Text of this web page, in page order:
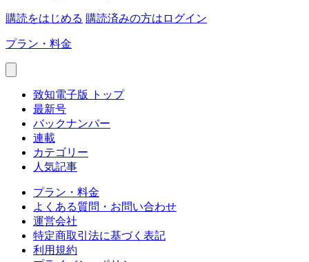
購読をはじめる 購読済みの方はログイン
プラン・料金
致知電子版 トップ
最新号
バックナンバー
連載
カテゴリー
人気記事
プラン・料金
よくある質問・お問い合わせ
運営会社
特定商取引法に基づく表記
利用規約